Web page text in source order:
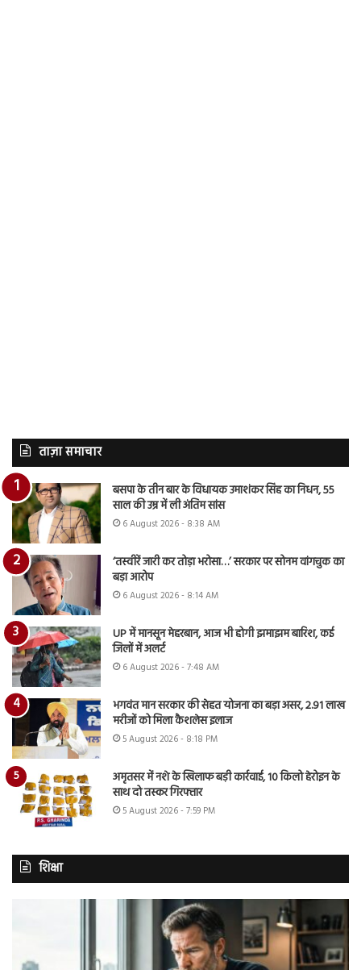
ताज़ा समाचार
बसपा के तीन बार के विधायक उमाशंकर सिंह का निधन, 55
साल की उम्र में ली अंतिम सांस
6 August 2026 - 8:38 AM
‘तस्वीरें जारी कर तोड़ा भरोसा…’ सरकार पर सोनम वांगचुक का
बड़ा आरोप
6 August 2026 - 8:14 AM
UP में मानसून मेहरबान, आज भी होगी झमाझम बारिश, कई
जिलों में अलर्ट
6 August 2026 - 7:48 AM
भगवंत मान सरकार की सेहत योजना का बड़ा असर, 2.91 लाख
मरीजों को मिला कैशलेस इलाज
5 August 2026 - 8:18 PM
अमृतसर में नशे के खिलाफ बड़ी कार्रवाई, 10 किलो हेरोइन के
साथ दो तस्कर गिरफ्तार
5 August 2026 - 7:59 PM
शिक्षा